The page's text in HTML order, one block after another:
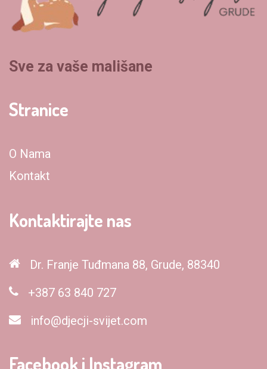
Sve za vaše mališane
Stranice
O Nama
Kontakt
Kontaktirajte nas
Dr. Franje Tuđmana 88, Grude, 88340
+387 63 840 727
info@djecji-svijet.com
Facebook i Instagram